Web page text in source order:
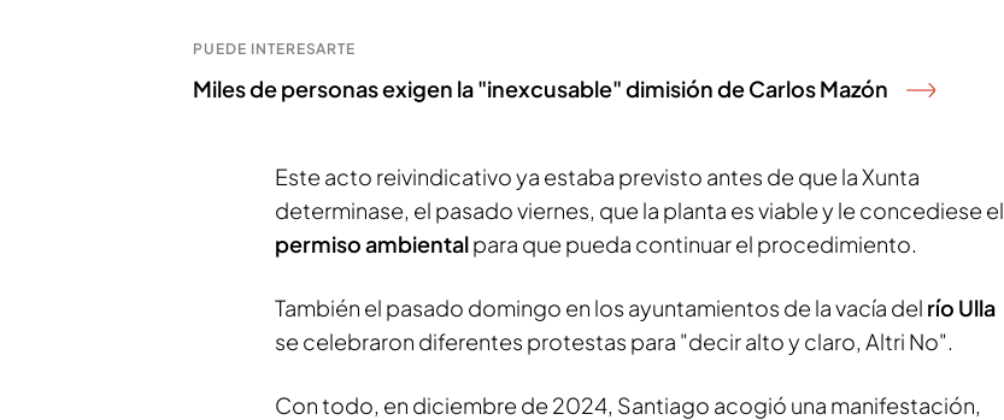
PUEDE INTERESARTE
Miles de personas exigen la "inexcusable" dimisión de Carlos Mazón
Este acto reivindicativo ya estaba previsto antes de que la Xunta
determinase, el pasado viernes, que la planta es viable y le concediese el
permiso ambientalpara que pueda continuar el procedimiento.
También el pasado domingo en los ayuntamientos de la vacía del río Ulla
se celebraron diferentes protestas para "decir alto y claro, Altri No".
Con todo, en diciembre de 2024, Santiago acogió una manifestación,